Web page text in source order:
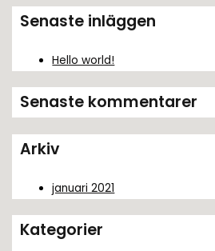
k
e
:
Senaste inläggen
Hello world!
Senaste kommentarer
Arkiv
januari 2021
Kategorier